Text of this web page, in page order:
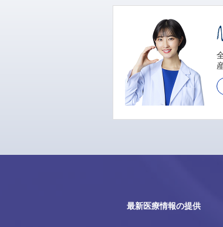
最新医療情報の提供